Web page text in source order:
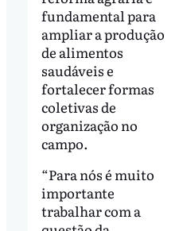
fundamental para
ampliar a produção
de alimentos
saudáveis e
fortalecer formas
coletivas de
organização no
campo.
“Para nós é muito
importante
trabalhar com a